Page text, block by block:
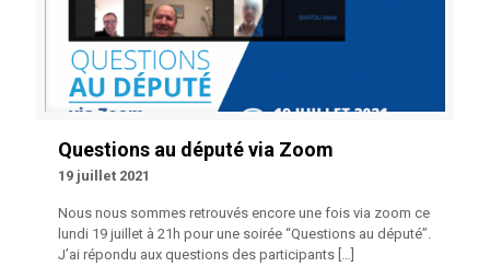
Questions au député via Zoom
19 juillet 2021
Nous nous sommes retrouvés encore une fois via zoom ce
lundi 19 juillet à 21h pour une soirée “Questions au député”.
J’ai répondu aux questions des participants